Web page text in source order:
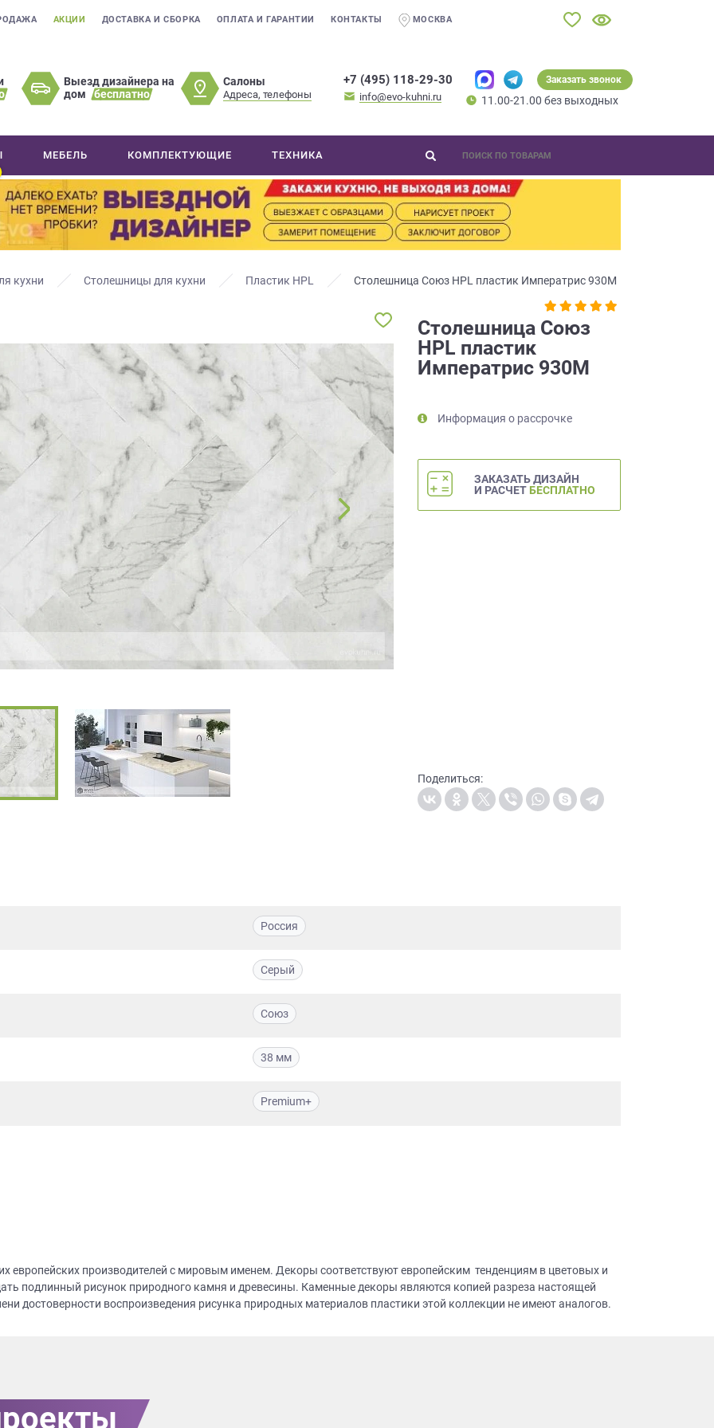
АКЦИИ ДОСТАВКА И СБОРКА ОПЛАТА И ГАРАНТИИ КОНТАКТЫ МОСКВА
Выезд дизайнера на
дом
бесплатно
Салоны
Адреса, телефоны
+7 (495) 118-29-30
info@evo-kuhni.ru
Заказать звонок
11.00-21.00 без выходных
МЕБЕЛЬ КОМПЛЕКТУЮЩИЕ ТЕХНИКА
кухни Столешницы для кухни Пластик HPL Столешница Союз HPL пластик Императрис 930М
Столешница Союз
HPL пластик
Императрис 930М
Информация о рассрочке
ЗАКАЗАТЬ ДИЗАЙН
И РАСЧЕТ БЕСПЛАТНО
Поделиться:
Россия
Серый
Союз
38 мм
Premium+
европейских производителей с мировым именем. Декоры соответствуют европейским тенденциям в цветовых и
подлинный рисунок природного камня и древесины. Каменные декоры являются копией разреза настоящей
достоверности воспроизведения рисунка природных материалов пластики этой коллекции не имеют аналогов.